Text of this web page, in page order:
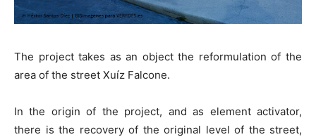
The project takes as an object the reformulation of the
area of the street Xuíz Falcone.
In the origin of the project, and as element activator,
there is the recovery of the original level of the street,